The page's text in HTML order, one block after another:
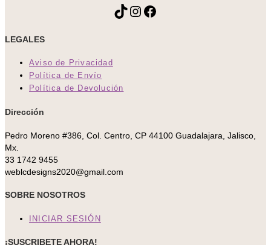
TikTok
Instagram
Facebook
LEGALES
Aviso de Privacidad
Política de Envío
Política de Devolución
Dirección
Pedro Moreno #386, Col. Centro, CP 44100 Guadalajara, Jalisco,
Mx.
33 1742 9455
weblcdesigns2020@gmail.com
SOBRE NOSOTROS
INICIAR SESIÓN
¡SUSCRIBETE AHORA!